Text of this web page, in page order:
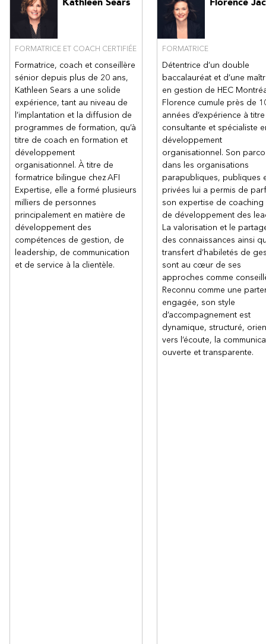
FORMATRICE ET COACH CERTIFIÉE
Formatrice, coach et conseillère
sénior depuis plus de 20 ans,
Kathleen Sears a une solide
expérience, tant au niveau de
l’implantation et la diffusion de
programmes de formation, qu’à
titre de coach en formation et
développement
organisationnel. À titre de
formatrice bilingue chez AFI
Expertise, elle a formé plusieurs
milliers de personnes
principalement en matière de
développement des
compétences de gestion, de
leadership, de communication
et de service à la clientèle.
FORMATRICE
Détentrice d’un double
baccalauréat et d’une
en gestion de HEC
Florence cumule près de
années d’expérience à
consultante et spécialiste
développement
organisationnel. Son
dans les organisations
parapubliques, publiques
privées lui a permis de
son expertise de coaching
de développement des
La valorisation et le
des connaissances ainsi
transfert d’habiletés de
sont au cœur de ses
approches comme
Reconnu comme une
engagée, son style
d’accompagnement est
dynamique, structuré,
vers l’écoute, la
ouverte et transparente.